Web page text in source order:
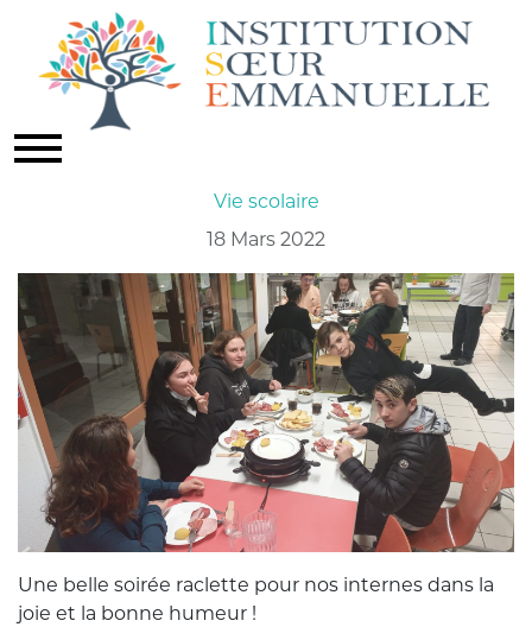
SOIRÉE RACLETTE À
Vie scolaire
18 Mars 2022
Une belle soirée raclette pour nos internes dans la
joie et la bonne humeur !